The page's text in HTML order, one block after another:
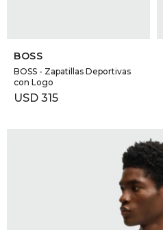
BOSS
BOSS - Zapatillas Deportivas
con Logo
USD 315